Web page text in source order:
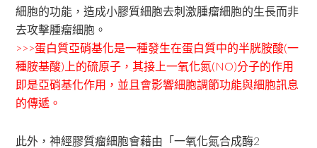
細胞的功能，造成小膠質細胞去刺激腫瘤細胞的生長而非
去攻擊腫瘤細胞。
>>>蛋白質亞硝基化是一種發生在蛋白質中的半胱胺酸(一
種胺基酸)上的硫原子，其接上一氧化氮(NO)分子的作用
即是亞硝基化作用，並且會影響細胞調節功能與細胞訊息
的傳遞。
此外，神經膠質瘤細胞會藉由「一氧化氮合成酶2